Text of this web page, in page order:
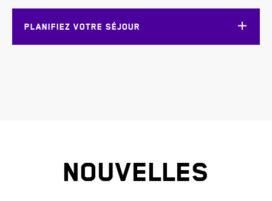
PLANIFIEZ VOTRE SÉJOUR
NOUVELLES